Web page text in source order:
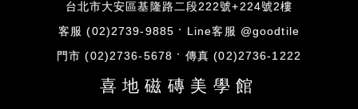
台北市大安區基隆路二段222號+224號2樓
客服 (02)2739-9885 Line客服 @goodtile
門市 (02)2736-5678 傳真 (02)2736-1222
喜地磁磚美學館